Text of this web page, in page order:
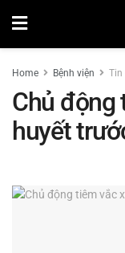
Home Bệnh viện Tin
Chủ động
huyết